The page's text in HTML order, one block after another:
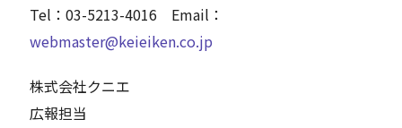
Tel：03-5213-4016 Email：
webmaster@keieiken.co.jp
株式会社クニエ
広報担当